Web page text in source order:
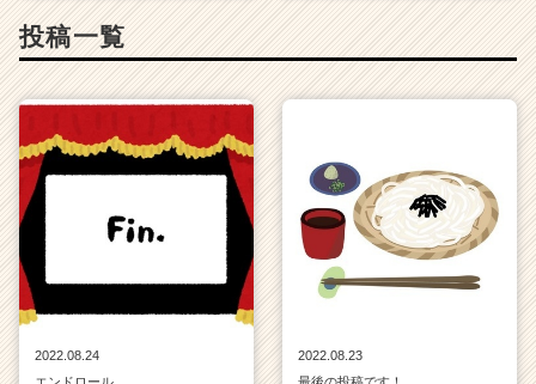
投稿一覧
2022.08.24
2022.08.23